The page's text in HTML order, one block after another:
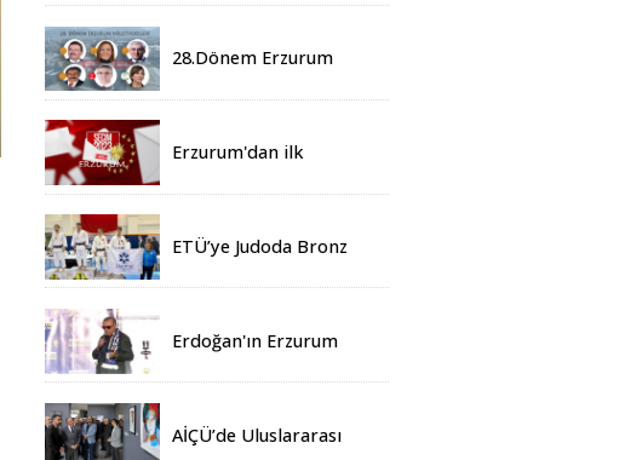
28.Dönem Erzurum
Erzurum'dan ilk
ETÜ’ye Judoda Bronz
Erdoğan'ın Erzurum
rekoru kırıldı
AİÇÜ’de Uluslararası